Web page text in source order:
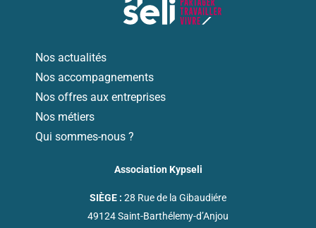
Nos actualités
Nos accompagnements
Nos offres aux entreprises
Nos métiers
Qui sommes-nous ?
Association Kypseli
SIÈGE : 28 Rue de la Gibaudiére
49124 Saint-Barthélemy-d’Anjou